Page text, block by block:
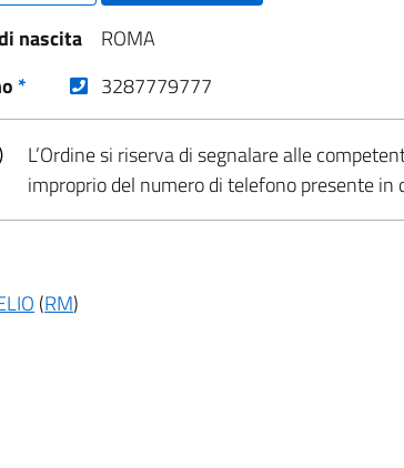
nascita
ROMA
* (nuova scheda - new tab)
3287779777
L’Ordine si riserva di segnalare alle
improprio del numero di telefono presente in
(RM)